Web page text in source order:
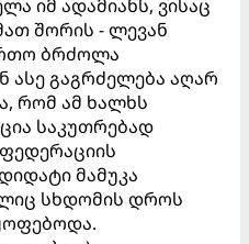
იმ ადამიანს, ვისაც
შორის - ლევან
ბრძოლა
ასე გაგრძელება აღარ
რომ ამ ხალხს
საკუთრებად
მამუკა
სხდომის დროს